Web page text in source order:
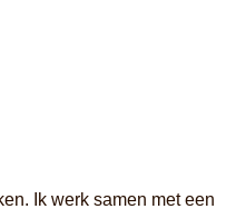
Ik werk samen met een